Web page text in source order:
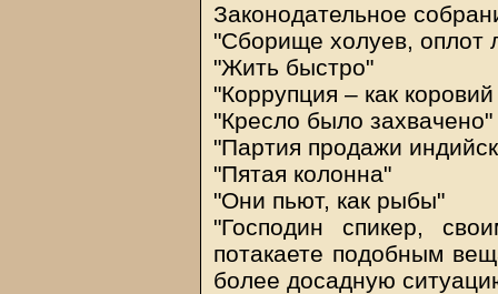
Законодательное
"Сборище холуев, оплот
"Жить быстро"
"Коррупция – как
"Кресло было захвачено"
"Партия продажи
"Пятая колонна"
"Они пьют, как рыбы"
"Господин спикер,
потакаете подобным
более досадную